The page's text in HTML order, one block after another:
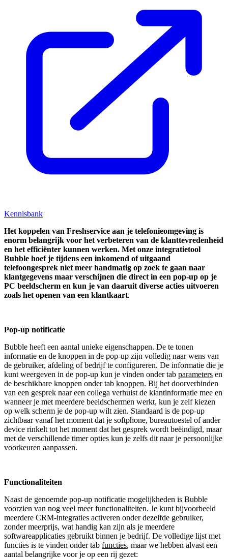
Kennisbank
Het koppelen van Freshservice aan je telefonieomgeving is
enorm belangrijk voor het verbeteren van de klanttevredenheid
en het efficiënter kunnen werken. Met onze integratietool
Bubble hoef je tijdens een inkomend of uitgaand
telefoongesprek niet meer handmatig op zoek te gaan naar
klantgegevens maar verschijnen die direct in een pop-up op je
PC beeldscherm en kun je van daaruit diverse acties uitvoeren
zoals het openen van een klantkaart
Pop-up notificatie
Bubble heeft een aantal unieke eigenschappen. De te tonen
informatie en de knoppen in de pop-up zijn volledig naar wens van
de gebruiker, afdeling of bedrijf te configureren. De informatie die je
kunt weergeven in de pop-up kun je vinden onder tab parameters en
de beschikbare knoppen onder tab knoppen. Bij het doorverbinden
van een gesprek naar een collega verhuist de klantinformatie mee en
wanneer je met meerdere beeldschermen werkt, kun je zelf kiezen
op welk scherm je de pop-up wilt zien. Standaard is de pop-up
zichtbaar vanaf het moment dat je softphone, bureautoestel of ander
device rinkelt tot het moment dat het gesprek wordt beëindigd, maar
met de verschillende timer opties kun je zelfs dit naar je persoonlijke
voorkeuren aanpassen.
Functionaliteiten
Naast de genoemde pop-up notificatie mogelijkheden is Bubble
voorzien van nog veel meer functionaliteiten. Je kunt bijvoorbeeld
meerdere CRM-integraties activeren onder dezelfde gebruiker,
zonder meerprijs, wat handig kan zijn als je meerdere
softwareapplicaties gebruikt binnen je bedrijf. De volledige lijst met
functies is te vinden onder tab functies, maar we hebben alvast een
aantal belangrijke voor je op een rij gezet: